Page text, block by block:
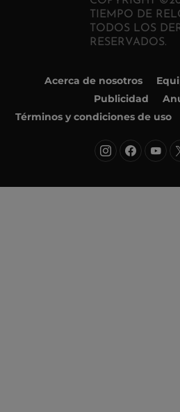
TIEMPO DE
TODOS LOS
RESERVADOS.
Acerca de nosotros
Publicidad
Términos y condiciones de uso